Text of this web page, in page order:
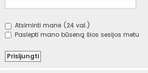
Atsiminti mane (24 val.)
Paslėpti mano būseną šios sesijos metu